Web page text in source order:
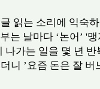
읽는 소리에 익숙
는 날마다 ‘논어’ '맹
나가는 일을 몇 년 반
니 ’요즘 돈은 잘 버